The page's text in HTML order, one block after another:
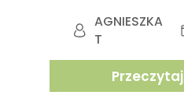
AGNIESZKA
T